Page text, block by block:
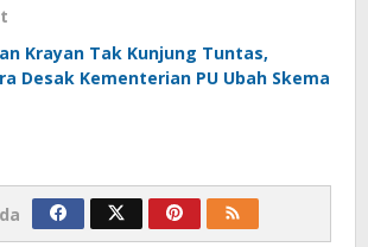
Krayan Tak Kunjung Tuntas,
Desak Kementerian PU Ubah Skema